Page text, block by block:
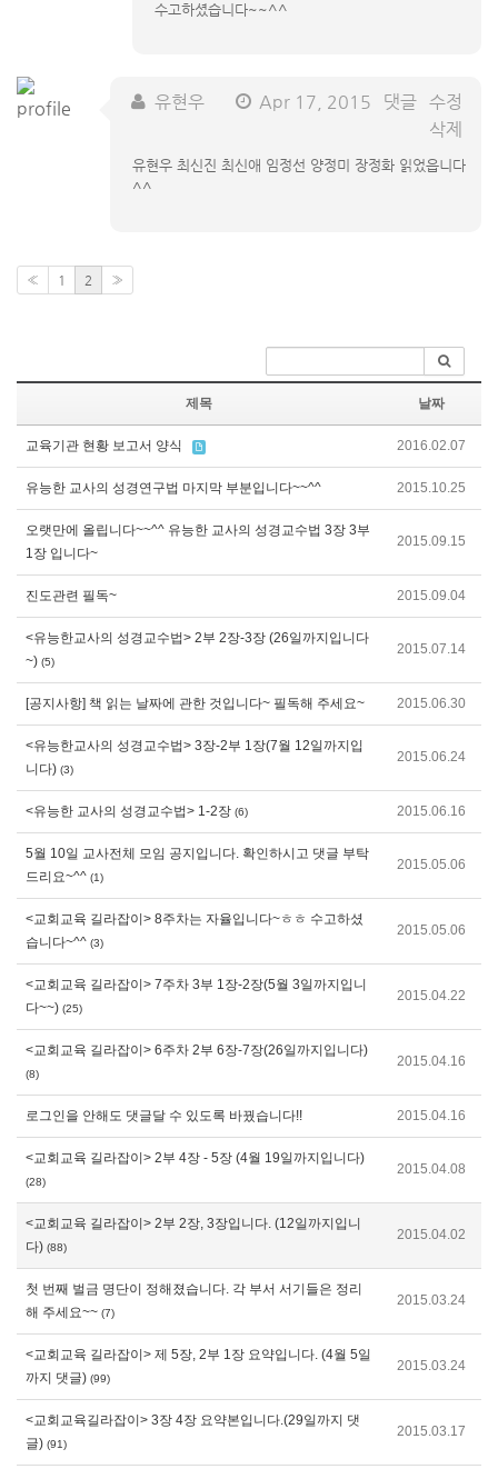
수고하셨습니다~~^^
유현우 Apr 17, 2015 댓글 수정
삭제
유현우 최신진 최신애 임정선 양정미 장정화 읽었읍니다
^^
« 1 2 »
제목 날짜
교육기관 현황 보고서 양식 2016.02.07
유능한 교사의 성경연구법 마지막 부분입니다~~^^ 2015.10.25
오랫만에 올립니다~~^^ 유능한 교사의 성경교수법 3장 3부
1장 입니다~
2015.09.15
진도관련 필독~ 2015.09.04
<유능한교사의 성경교수법> 2부 2장-3장 (26일까지입니다
~) (5)
2015.07.14
[공지사항] 책 읽는 날짜에 관한 것입니다~ 필독해 주세요~ 2015.06.30
<유능한교사의 성경교수법> 3장-2부 1장(7월 12일까지입
니다) (3)
2015.06.24
<유능한 교사의 성경교수법> 1-2장 (6) 2015.06.16
5월 10일 교사전체 모임 공지입니다. 확인하시고 댓글 부탁
드리요~^^ (1)
2015.05.06
<교회교육 길라잡이> 8주차는 자율입니다~ㅎㅎ 수고하셨
습니다~^^ (3)
2015.05.06
<교회교육 길라잡이> 7주차 3부 1장-2장(5월 3일까지입니
다~~) (25)
2015.04.22
<교회교육 길라잡이> 6주차 2부 6장-7장(26일까지입니다)
(8)
2015.04.16
로그인을 안해도 댓글달 수 있도록 바꿨습니다!! 2015.04.16
<교회교육 길라잡이> 2부 4장 - 5장 (4월 19일까지입니다)
(28)
2015.04.08
<교회교육 길라잡이> 2부 2장, 3장입니다. (12일까지입니
다) (88)
2015.04.02
첫 번째 벌금 명단이 정해졌습니다. 각 부서 서기들은 정리
해 주세요~~ (7)
2015.03.24
<교회교육 길라잡이> 제 5장, 2부 1장 요약입니다. (4월 5일
까지 댓글) (99)
2015.03.24
<교회교육길라잡이> 3장 4장 요약본입니다.(29일까지 댓
글) (91)
2015.03.17